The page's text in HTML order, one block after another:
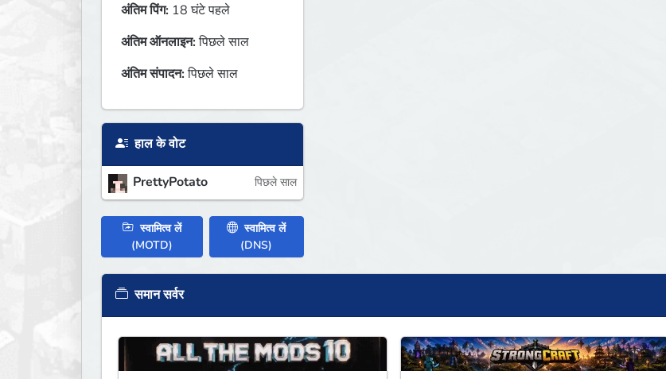
अंतिम पिंग: 18 घंटे पहले
अंतिम ऑनलाइन:पिछले साल
अंतिम संपादन:पिछले साल
हाल के वोट
PrettyPotato पिछले साल
स्वामित्व लें
(MOTD)
स्वामित्व लें
(DNS)
समान सर्वर